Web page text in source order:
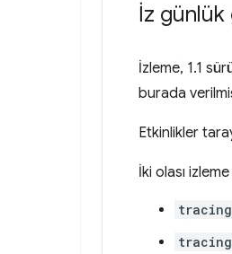
İz günlük
İzleme, 1.1
burada
Etkinlikler
İki olası